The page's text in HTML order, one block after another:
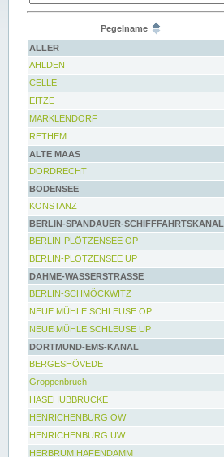
Pegelname
ALLER
AHLDEN
CELLE
EITZE
MARKLENDORF
RETHEM
ALTE MAAS
DORDRECHT
BODENSEE
KONSTANZ
BERLIN-SPANDAUER-SCHIFFFAHRTSKANAL
BERLIN-PLÖTZENSEE OP
BERLIN-PLÖTZENSEE UP
DAHME-WASSERSTRASSE
BERLIN-SCHMÖCKWITZ
NEUE MÜHLE SCHLEUSE OP
NEUE MÜHLE SCHLEUSE UP
DORTMUND-EMS-KANAL
BERGESHÖVEDE
Groppenbruch
HASEHUBBRÜCKE
HENRICHENBURG OW
HENRICHENBURG UW
HERBRUM HAFENDAMM